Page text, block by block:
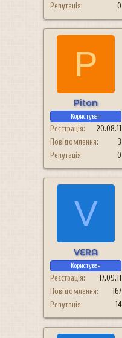
Репутація
0
P
Piton
Користувач
Реєстрація
20.08.11
Повідомлення
3
Репутація
0
V
VERA
Користувач
Реєстрація
17.09.11
Повідомлення
167
Репутація
14